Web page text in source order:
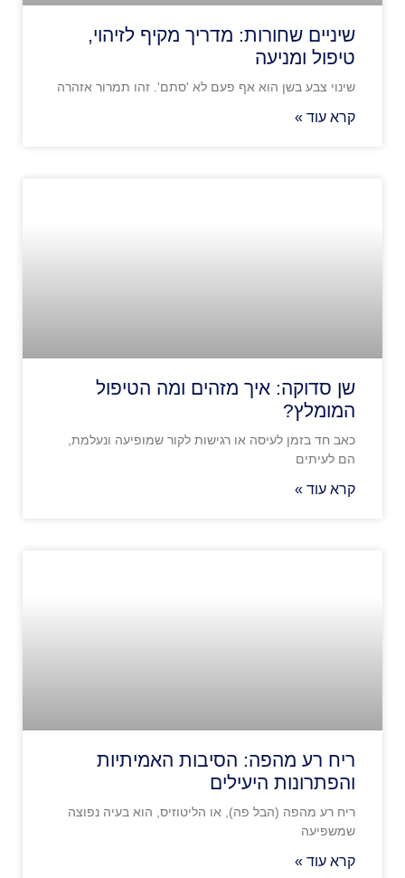
שיניים שחורות: מדריך מקיף לזיהוי,
טיפול ומניעה
שינוי צבע בשן הוא אף פעם לא 'סתם'. זהו תמרור אזהרה
קרא עוד »
שן סדוקה: איך מזהים ומה הטיפול
המומלץ?
כאב חד בזמן לעיסה או רגישות לקור שמופיעה ונעלמת,
הם לעיתים
קרא עוד »
ריח רע מהפה: הסיבות האמיתיות
והפתרונות היעילים
ריח רע מהפה (הבל פה), או הליטוזיס, הוא בעיה נפוצה
שמשפיעה
קרא עוד »